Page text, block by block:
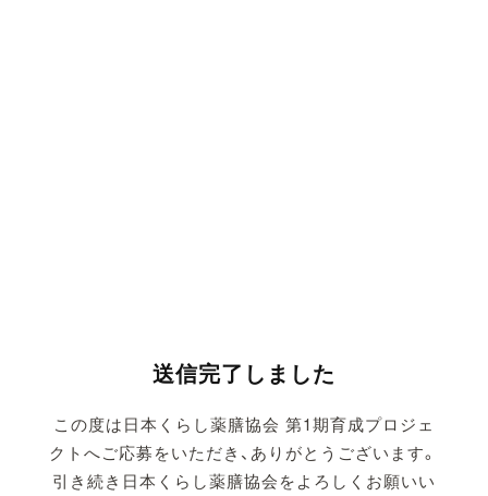
送信完了しました
この度は日本くらし薬膳協会 第1期育成プロジェ
クトへご応募をいただき、ありがとうございます。
引き続き日本くらし薬膳協会をよろしくお願いい